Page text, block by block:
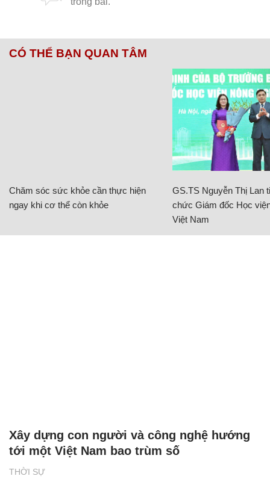
CÓ THỂ BẠN QUAN TÂM
Chăm sóc sức khỏe cần thực hiện
ngay khi cơ thể còn khỏe
GS.TS Nguyễn Thị Lan
chức Giám đốc Học
Việt Nam
THỜI SỰ
Xây dựng con người và công nghệ hướng
tới một Việt Nam bao trùm số